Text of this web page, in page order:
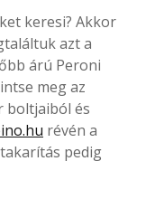
keresi? Akkor
azt a
árú Peroni
meg az
boltjaiból és
révén a
pedig